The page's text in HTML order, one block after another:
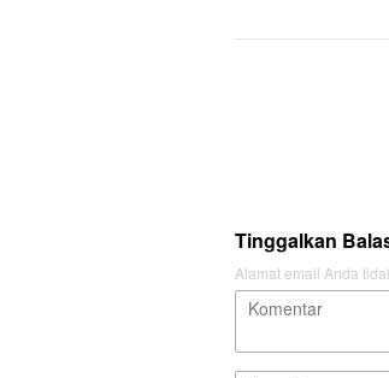
Tinggalkan
Alamat email Anda